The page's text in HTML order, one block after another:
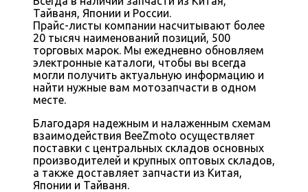
Тайваня, Японии и России.
Прайс-листы компании насчитывают более
20 тысяч наименований позиций, 500
торговых марок. Мы ежедневно обновляем
электронные каталоги, чтобы вы всегда
могли получить актуальную информацию и
найти нужные вам мотозапчасти в одном
месте.
Благодаря надежным и налаженным схемам
взаимодействия BeeZmoto осуществляет
поставки с центральных складов основных
производителей и крупных оптовых складов,
а также доставляет запчасти из Китая,
Японии и Тайваня.